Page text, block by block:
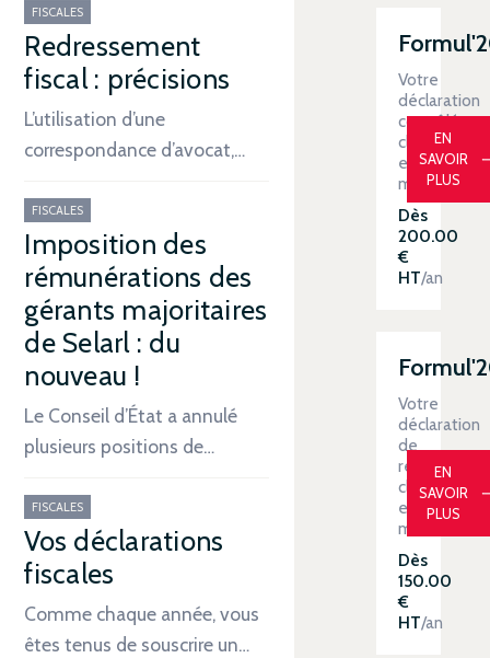
FISCALES
Redressement
fiscal : précisions
L’utilisation d’une
correspondance d’avocat,…
FISCALES
Imposition des
rémunérations des
gérants majoritaires
de Selarl : du
nouveau !
Le Conseil d’État a annulé
plusieurs positions de…
FISCALES
Vos déclarations
fiscales
Comme chaque année, vous
êtes tenus de souscrire un…
Votre
déclaration
contrôlée
clé
en
main
Dès
200.00
€
HT/an
EN
SAVOIR
PLUS
Votre
déclaration
de
revenus
clé
en
main
Dès
150.00
€
HT/an
EN
SAVOIR
PLUS